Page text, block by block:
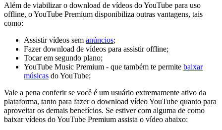
Além de viabilizar o download de vídeos do YouTube para uso
offline, o YouTube Premium disponibiliza outras vantagens, tais
como:
Assistir vídeos sem anúncios;
Fazer download de vídeos para assistir offline;
Tocar em segundo plano;
YouTube Music Premium - que também te permite baixar
músicas do YouTube;
Vale a pena conferir se você é um usuário extremamente ativo da
plataforma, tanto para fazer o download vídeo YouTube quanto para
aproveitar os demais benefícios. Se estiver com alguma de como
baixar vídeos do YouTube Premium assista o vídeo abaixo: